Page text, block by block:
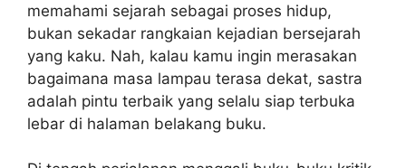
memahami sejarah sebagai proses hidup,
bukan sekadar rangkaian kejadian bersejarah
yang kaku. Nah, kalau kamu ingin merasakan
bagaimana masa lampau terasa dekat, sastra
adalah pintu terbaik yang selalu siap terbuka
lebar di halaman belakang buku.